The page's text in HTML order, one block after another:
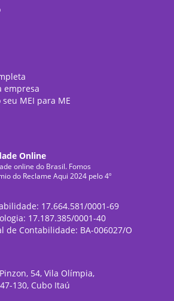
empresa
MEI para ME
Online
online do Brasil. Fomos
do Reclame Aqui 2024 pelo 4º
17.664.581/0001-69
17.187.385/0001-40
de Contabilidade: BA-006027/O
54, Vila Olímpia,
130, Cubo Itaú